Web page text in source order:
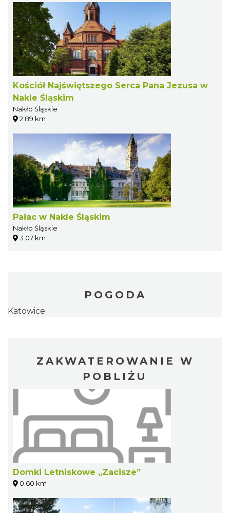
Kościół Najświętszego Serca Pana Jezusa w
Nakle Śląskim
Nakło Śląskie
2.89 km
Pałac w Nakle Śląskim
Nakło Śląskie
3.07 km
POGODA
Katowice
ZAKWATEROWANIE W
POBLIŻU
Domki Letniskowe „Zacisze”
0.60 km